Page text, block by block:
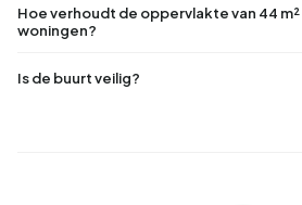
Hoe verhoudt de oppervlakte van 44
woningen?
Is de buurt veilig?